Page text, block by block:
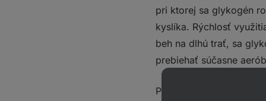
pri ktorej sa glykogén
kyslíka. Rýchlosť
beh na dlhú trať, sa
prebiehať súčasne
Po vyčerpaní